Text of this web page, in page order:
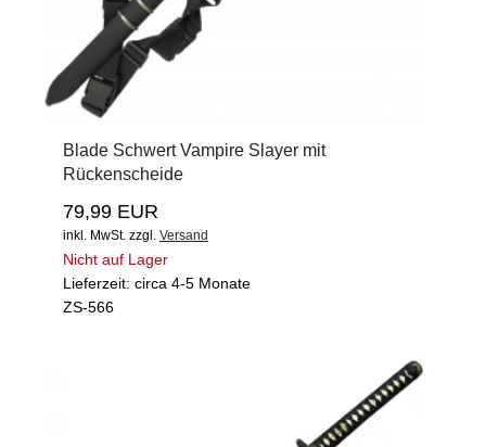
Blade Schwert Vampire Slayer mit
Rückenscheide
79,99 EUR
inkl. MwSt. zzgl. Versand
Nicht auf Lager
Lieferzeit: circa 4-5 Monate
ZS-566